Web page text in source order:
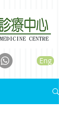
Eng